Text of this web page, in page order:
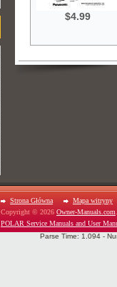
$4.99
Strona Główna
Mapa witryny
Copyright © 2026 Owner-Manuals.com
POLAR Service Manuals and User
Parse Time: 1.094 -